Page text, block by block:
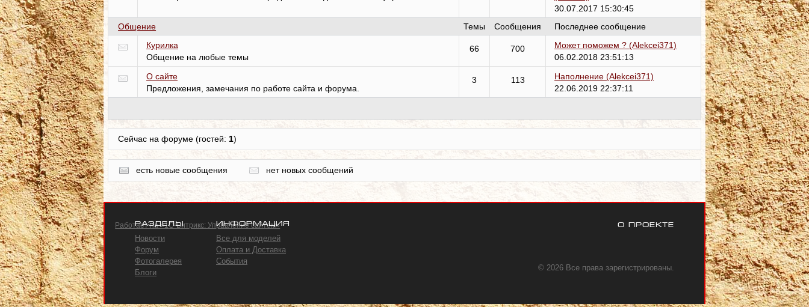
30.07.2017 15:30:45
Общение
Темы Сообщения
Последнее сообщение
Курилка
Общение на любые темы
66 700 Может поможем ? (Alekcei371)
06.02.2018 23:51:13
О сайте
Предложения, замечания по работе сайта и форума.
3 113 Наполнение (Alekcei371)
22.06.2019 22:37:11
Сейчас на форуме (гостей: 1)
есть новые сообщения нет новых сообщений
Разделы
Новости
Форум
Фотогалерея
Блоги
Информация
Все для моделей
Оплата и Доставка
События
О проекте
© 2026 Все права зарегистрированы.
Работает на «1С-Битрикс: Управление сайтом»